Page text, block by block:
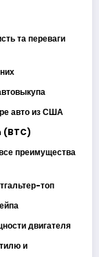
та переваги
авто из США
(BTC)
преимущества
топ
двигателя
и